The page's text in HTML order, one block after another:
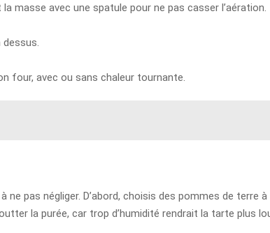
masse avec une spatule pour ne pas casser l’aération.
four, avec ou sans chaleur tournante.
pas négliger. D’abord, choisis des pommes de terre
la purée, car trop d’humidité rendrait la tarte plus